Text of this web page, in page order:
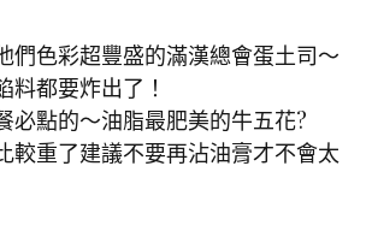
們色彩超豐盛的滿漢總會蛋土司～
料都要炸出了！
必點的～油脂最肥美的牛五花?
較重了建議不要再沾油膏才不會太